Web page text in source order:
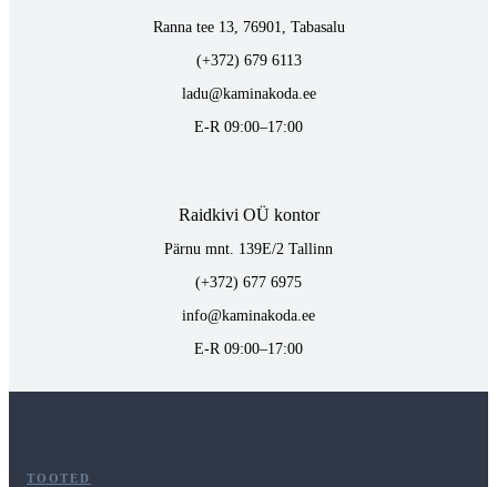
Ranna tee 13, 76901, Tabasalu
(+372) 679 6113
ladu@kaminakoda.ee
E-R 09:00–17:00
Raidkivi OÜ kontor
Pärnu mnt. 139E/2 Tallinn
(+372) 677 6975
info@kaminakoda.ee
E-R 09:00–17:00
TOOTED